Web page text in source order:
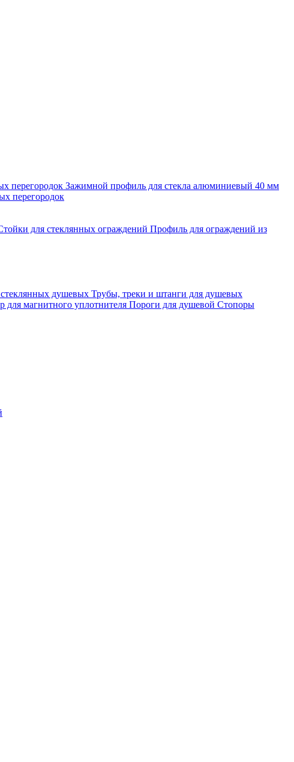
перегородок Зажимной профиль для стекла алюминиевый 40 мм
перегородок
для стеклянных ограждений Профиль для ограждений из
душевых Трубы, треки и штанги для душевых
для магнитного уплотнителя Пороги для душевой Стопоры